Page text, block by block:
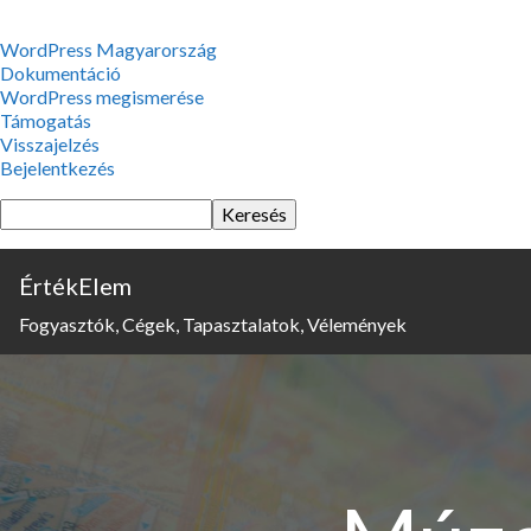
WordPress,
a
csodás
WordPress Magyarország
Dokumentáció
WordPress megismerése
Támogatás
Visszajelzés
Bejelentkezés
Keresés
ÉrtékElem
Fogyasztók, Cégek, Tapasztalatok, Vélemények